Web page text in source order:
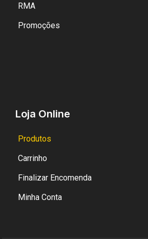
RMA
Promoções
Loja Online
Produtos
Carrinho
Finalizar Encomenda
Minha Conta